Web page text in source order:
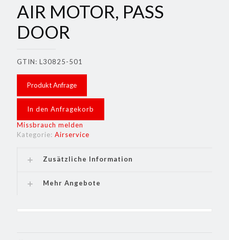
AIR MOTOR, PASS
DOOR
GTIN: L30825-501
Produkt Anfrage
In den Anfragekorb
Missbrauch melden
Kategorie: Airservice
Zusätzliche Information
Mehr Angebote